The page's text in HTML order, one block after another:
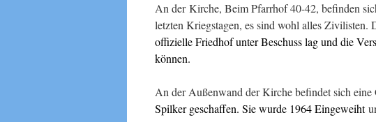
An der Kirche, Beim Pfarrhof 40-42, befinden
letzten Kriegstagen, es sind wohl alles Zivilisten.
offizielle Friedhof unter Beschuss lag und die
können.
An der Außenwand der Kirche befindet sich eine
Spilker geschaffen. Sie wurde 1964 Eingeweiht